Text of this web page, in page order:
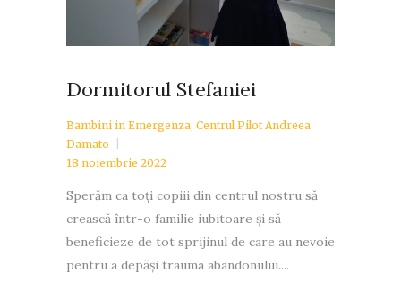
Dormitorul Stefaniei
Bambini in Emergenza, Centrul Pilot Andreea
Damato
18 noiembrie 2022
Sperăm ca toți copiii din centrul nostru să
crească într-o familie iubitoare și să
beneficieze de tot sprijinul de care au nevoie
pentru a depăși trauma abandonului....